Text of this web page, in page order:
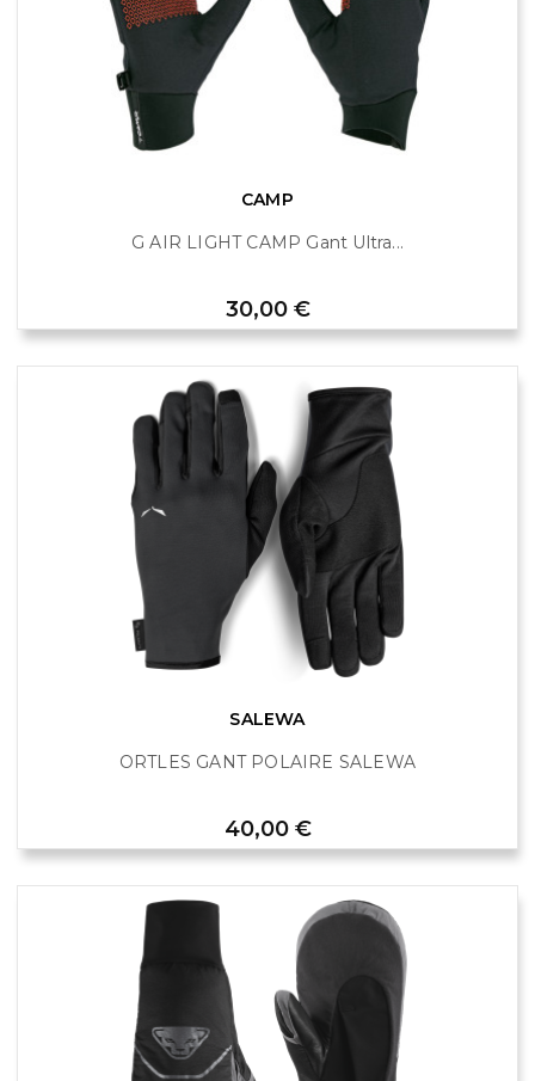
CAMP
G AIR LIGHT CAMP Gant Ultra...
Prix
30,00 €
SALEWA
ORTLES GANT POLAIRE SALEWA
Prix
40,00 €